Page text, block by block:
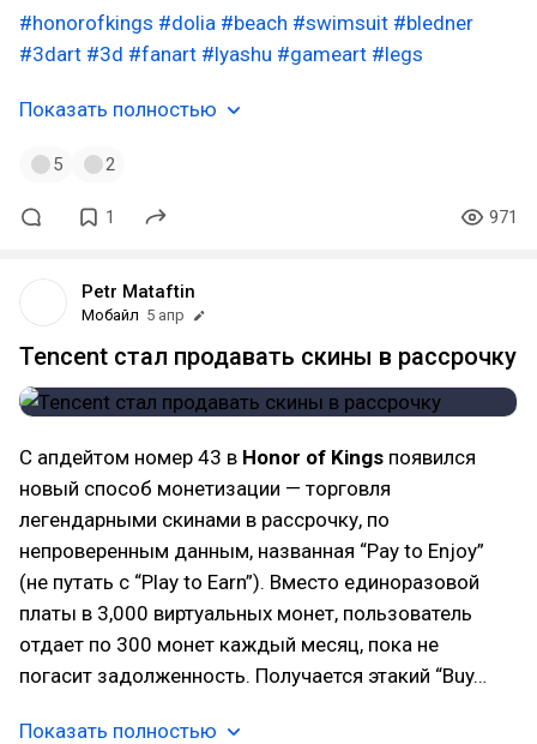
#honorofkings #dolia #beach #swimsuit #bledner
#3dart #3d #fanart #lyashu #gameart #legs
Показать полностью
5 2
1 971
Petr Mataftin
Мобайл 5 апр
Tencent стал продавать скины в рассрочку
С апдейтом номер 43 в Honor of Kings появился
новый способ монетизации — торговля
легендарными скинами в рассрочку, по
непроверенным данным, названная “Pay to Enjoy”
(не путать с “Play to Earn”). Вместо единоразовой
платы в 3,000 виртуальных монет, пользователь
отдает по 300 монет каждый месяц, пока не
погасит задолженность. Получается этакий “Buy…
Показать полностью